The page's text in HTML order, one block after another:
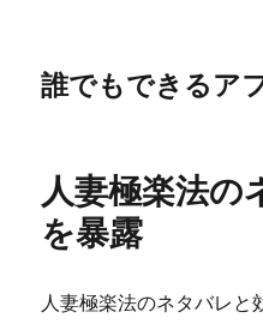
誰でもできるア
人妻極楽法の
を暴露
人妻極楽法のネタバレと